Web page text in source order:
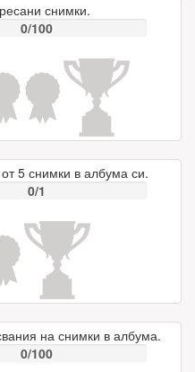
снимки.
0/100
5 снимки в албума си.
0/1
на снимки в албума.
0/100